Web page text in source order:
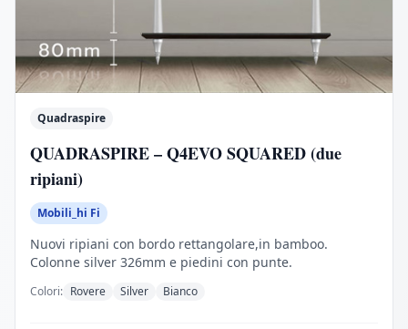
Quadraspire
QUADRASPIRE – Q4EVO SQUARED (due
ripiani)
Mobili_hi Fi
Nuovi ripiani con bordo rettangolare,in bamboo.
Colonne silver 326mm e piedini con punte.
Colori: Rovere Silver Bianco